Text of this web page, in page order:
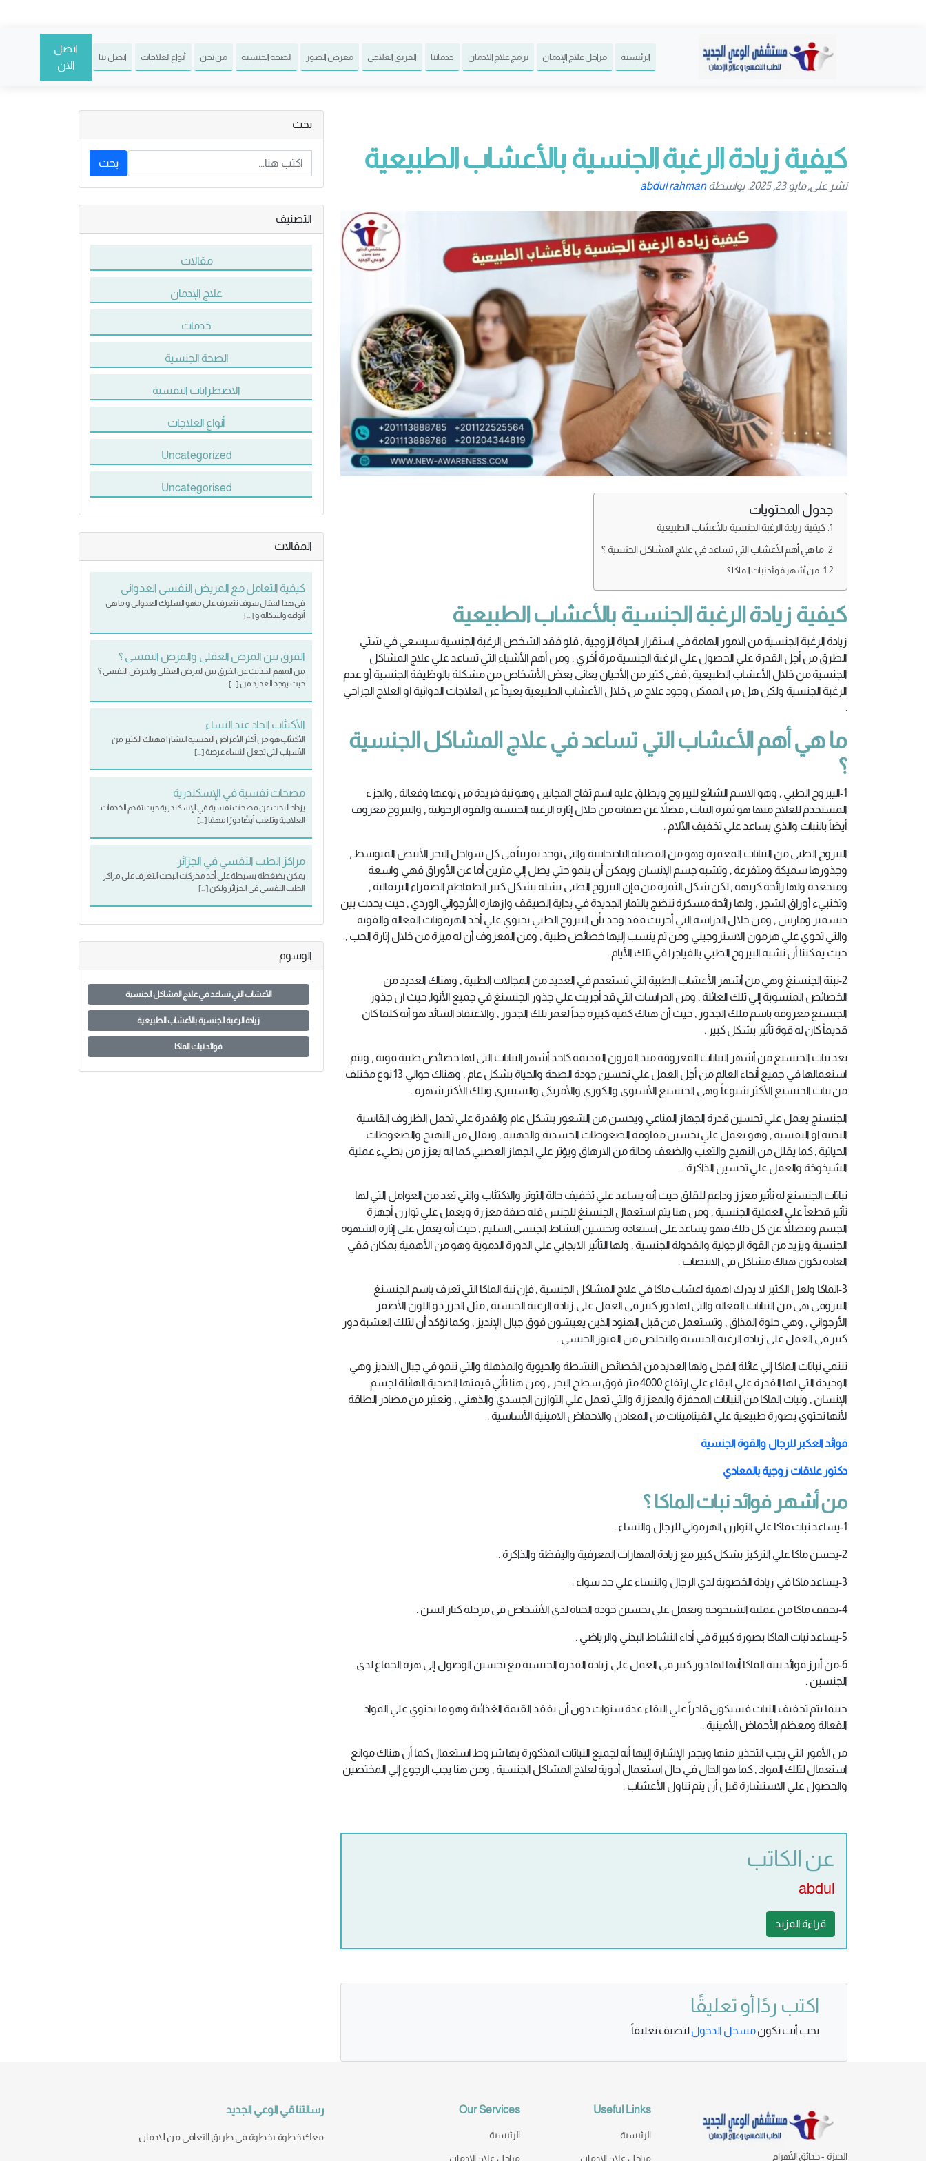
الرئيسية مراحل علاج الإدمان برامج علاج الادمان خدماتنا الفريق العلاجى معرض الصور الصحة الجنسية من نحن أنواع العلاجات اتصل بنا
اتصل
الان
كيفية زيادة الرغبة الجنسية بالأعشاب الطبيعية
نشر على, مايو 23, 2025. بواسطة abdul rahman
جدول المحتويات
كيفية زيادة الرغبة الجنسية بالأعشاب الطبيعية
ما هي أهم الأعشاب التي تساعد في علاج المشاكل الجنسية ؟
من أشهر فوائد نبات الماكا ؟
كيفية زيادة الرغبة الجنسية بالأعشاب الطبيعية
زيادة الرغبة الجنسية من الامور الهامة في استقرار الحياة الزوجية , فلو فقد الشخص الرغبة الجنسية سيسعي في شتي
الطرق من أجل القدرة علي الحصول علي الرغبة الجنسية مرة أخري , ومن أهم الأشياء التي تساعد علي علاج المشاكل
الجنسية من خلال الأعشاب الطبيعية , ففي كثير من الأحيان يعاني بعض الأشخاص من مشكلة بالوظيفة الجنسية أو عدم
الرغبة الجنسية ولكن هل من الممكن وجود علاج من خلال الأعشاب الطبيعية بعيداً عن العلاجات الدوائية او العلاج الجراحي
.
ما هي أهم الأعشاب التي تساعد في علاج المشاكل الجنسية
؟
1-اليبروح الطبي , وهو الاسم الشائع لليبروح ويطلق عليه اسم تفاح المجانين وهو نبة فريدة من نوعها وفعالة , والجزء
المستخدم للعلاج منها هو ثمرة النبات , فضلاً عن صفاته من خلال إثارة الرغبة الجنسية والقوة الرجولية , والبيروح معروف
أيضاَ بالنبات والذي يساعد علي تخفيف الآلام .
اليبروح الطبي من النباتات المعمرة وهو من الفصيلة الباذنجانبية والتي توجد تقريباً في كل سواحل البحر الأبيض المتوسط ,
وجذورها سميكة ومتفرعة , وتشبه جسم الإنسان ويمكن أن ينمو حتي يصل إلي مترين أما عن الأوراق فهي واسعة
ومتجعدة ولها رائحة كريهة , لكن شكل الثمرة من فإن اليبروح الطبي يشله بشكل كبير الطماطم الصفراء البرتقالية ,
وتختبيء أوراق الشجر , ولها رائحة مسكرة تنضج بالثمار الجديدة في بداية الصيقف وازهاره الأرجواني الوردي , حيث يحدث بين
ديسمبر ومارس , ومن خلال الدراسة التي أجريت فقد وجد بأن البيروح الطبي يحتوي علي أحد الهرمونات الفعالة والقوية
والتي تحوي علي هرمون الاستروجيني ومن ثم ينسب إليها خصائص طبية , ومن المعروف أن له ميزة من خلال إثارة الحب ,
حيث يمكننا أن نشبه البيروح الطبي بالفياجرا في تلك الأيام .
2-نبتة الجنسنغ وهي من أشهر الأعشاب الطبية التي تستعدم في العديد من المجالات الطبية , وهناك العديد من
الخصائص المنسوبة إلي تلك العائلة , ومن الدراسات التي قد أجريت علي جذور الجنسنغ في جميع الأنوا, حيث ان جذور
الجنسنغ معروفة باسم ملك الجذور , حيث أن هناك كمية كبيرة جداً لعمر تلك الجذور , والاعتقاد السائد هو أنه كلما كان
قديماً كان له قوة تأثير بشكل كبير .
يعد نبات الجنسنغ من أشهر النباتات المعروفة منذ القرون القديمة كاحد أشهر النباتات التي لها خصائص طبية قوية , ويتم
استعمالها في جميع أنحاء العالم من أجل العمل علي تحسين جودة الصحة والحياة بشكل عام , وهناك حوالي 13 نوع مختلف
من نبات الجنسنغ الأكثر شيوعاً وهي الجنسنغ الأسيوي والكوري والأمريكي والسيبيري وتلك الأكثر شهرة .
الجنسنج يعمل علي تحسين قدرة الجهاز المناعي ويحسن من الشعور بشكل عام والقدرة علي تحمل الظروف القاسية
البدنية او النفسية , وهو يعمل علي تحسين مقاومة الضغوطات الجسدية والذهنية , ويقلل من التهيج والضغوطات
الحياتية , كما يقلل من التهيج والتعب والضعف وحالة من الارهاق ويؤثر علي الجهاز العصبي كما انه يعزز من بطيء عملية
الشيخوخة والعمل علي تحسين الذاكرة .
نباتات الجنسنغ له تأثير معزز وداعم للقلق حيث أنه يساعد علي تخفيف حالة التوتر والاكتئاب والتي تعد من العوامل التي لها
تأثير قطعاً علي العملية الجنسية , ومن هنا يتم استعمال الجنسنغ للجنس فله صفة معززة ويعمل علي توازن أجهزة
الجسم وفضللاً عن كل ذلك فهو يساعد علي استعادة وتحسين النشاط الجنسي السليم , حيث أنه يعمل علي إثارة الشهوة
الجنسية ويزيد من القوة الرجولية والفحولة الجنسية , ولها التأثير الايجابي علي الدورة الدموية وهو من الأهمية بمكان ففي
العادة تكون هناك مشاكل في الانتصاب .
3-الماكا ولعل الكثير لا يدرك اهمية اعشاب ماكا في علاج المشاكل الجنسية , فإن نبة الماكا التي تعرف باسم الجنسنغ
البيروفي هي من النباتات الفعالة والتي لها دور كبير في العمل علي زيادة الرغبة الجنسية , مثل الجزر ذو اللون الأصفر
الأرجواني , وهي حلوة المذاق , وتستعمل من قبل الهنود الذين يعيشون فوق جبال الإنديز , وكما نؤكد أن لتلك العشبة دور
كبير في العمل علي زيادة الرغبة الجنسية والتخلص من الفتور الجنسي .
تنتمي نباتات الماكا إلي عائلة الفجل ولها العديد من الخصائص النشطة والحيوية والمذهلة والتي تنمو في جبال الانديز وهي
الوحيدة التي لها القدرة علي البقاء علي ارتفاع 4000 متر فوق سطح البحر , ومن هنا تأتي قيمتها الصحية الهائلة لجسم
الإنسان , ونبات الماكا من النباتات المحفزة والمعززة والتي تعمل علي التوازن الجسدي والذهني , وتعتبر من مصادر الطاقة
لأنها تحتوي بصورة طبيعية علي الفيتامينات من المعادن والاحماض الامينية الأساسية .
فوائد العكبر للرجال والقوة الجنسية
دكتور علاقات زوجية بالمعادي
من أشهر فوائد نبات الماكا ؟
1-يساعد نبات ماكا علي التوازن الهرموني للرجال والنساء .
2-يحسن ماكا علي التركيز بشكل كبير مع زيادة المهارات المعرفية واليقظة والذاكرة .
3-يساعد ماكا في زيادة الخصوبة لدي الرجال والنساء علي حد سواء .
4-يخفف ماكا من عملية الشيخوخة ويعمل علي تحسين جودة الحياة لدي الأشخاص في مرحلة كبار السن .
5-يساعد نبات الماكا بصورة كبيرة في أداء النشاط البدني والرياضي .
6-من أبرز فوائد نبتة الماكا أنها لها دور كبير في العمل علي زيادة القدرة الجنسية مع تحسين الوصول إلي هزة الجماع لدي
الجنسين .
حينما يتم تجفيف النبات فسيكون قادراً علي البقاء عدة سنوات دون أن يفقد القيمة الغذائية وهو ما يحتوي علي المواد
الفعالة ومعظم الأحماض الأمينية .
من الأمور التي يجب التحذير منها ويجدر الإشارة إليها أنه لجميع النباتات المذكورة بها شروط استعمال كما أن هناك موانع
استعمال لتلك المواد , كما هو الحال في حال استعمال أدوية لعلاج المشاكل الجنسية , ومن هنا يجب الرجوع إلي المختصين
والحصول علي الاستشارة قبل أن يتم تناول الأعشاب .
عن الكاتب
abdul
قراءة المزيد
اكتب ردًا أو تعليقًا
يجب أنت تكونمسجل الدخوللتضيف تعليقاً.
بحث
بحث
التصنيف
مقالات
علاج الإدمان
خدمات
الصحة الجنسية
الاضطرابات النفسية
أنواع العلاجات
Uncategorized
Uncategorised
المقالات
كيفية التعامل مع المريض النفسى العدوانى
فى هذا المقال سوف نتعرف على ماهو السلوك العدوانى و ما هى
أنواعه واشكاله و […]
الفرق بين المرض العقلي والمرض النفسي ؟
من المهم الحديث عن الفرق بين المرض العقلي والمرض النفسي ؟
حيث يوجد العديد من […]
الأكتئاب الحاد عند النساء
الأكتئاب هو من أكثر الأمراض النفسية انتشارا فهناك الكثير من
الأسباب التى تجعل النساء عرضة […]
مصحات نفسية في الإسكندرية
يزداد البحث عن مصحات نفسية في الإسكندرية حيث تقدم الخدمات
العلاجية وتلعب أيضًا دورًا مهمًا […]
مراكز الطب النفسي في الجزائر
يمكن بضغطة بسيطة على أحد محركات البحث التعرف على مراكز
الطب النفسي في الجزائر ولكن […]
الوسوم
الأعشاب التي تساعد في علاج المشاكل الجنسية
زيادة الرغبة الجنسية بالأعشاب الطبيعية
فوائد نبات الماكا
الجيزة - حدائق الأهرام
Useful Links
الرئيسية
مراحل علاج الإدمان
Our Services
الرئيسية
مراحل علاج الإدمان
رسالتنا قي الوعي الجديد
معك خطوة بخطوة في طريق التعافي من الادمان